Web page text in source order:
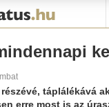
táplálékává
erre most is az